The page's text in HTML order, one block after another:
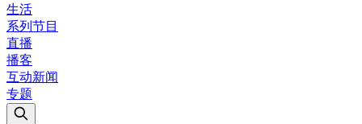
生活
系列节目
直播
播客
互动新闻
专题